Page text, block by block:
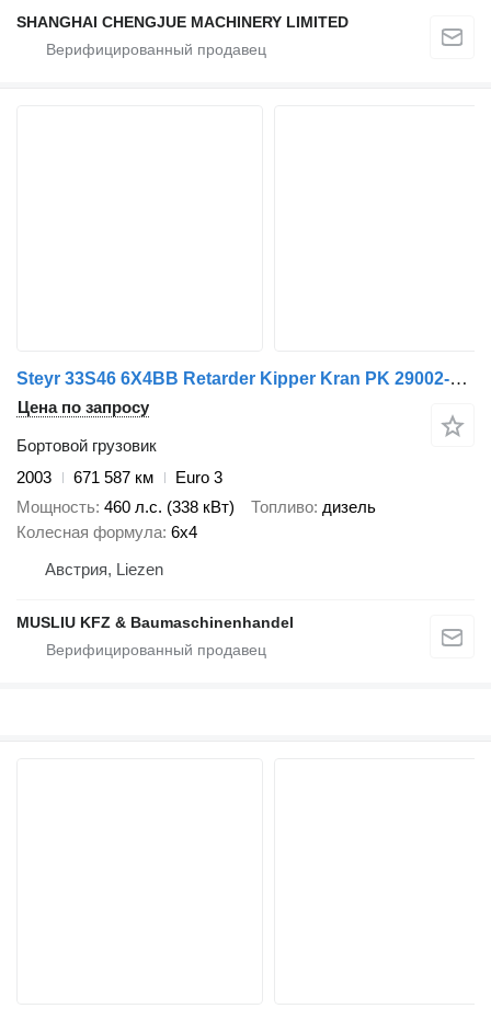
SHANGHAI CHENGJUE MACHINERY LIMITED
Steyr 33S46 6X4BB Retarder Kipper Kran PK 29002-6 Seil
Цена по запросу
Бортовой грузовик
2003
671 587 км
Euro 3
Мощность 460 л.с. (338 кВт) Топливо дизель
Колесная формула 6x4
Австрия, Liezen
MUSLIU KFZ & Baumaschinenhandel